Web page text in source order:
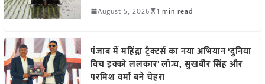
August 5, 2026 1 min read
पंजाब में महिंद्रा ट्रैक्टर्स का नया अभियान ‘दुनिया
विच इक्को ललकार’ लॉन्च, सुखबीर सिंह और
परमिश वर्मा बने चेहरा